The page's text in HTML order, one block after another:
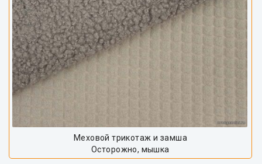
Меховой трикотаж и замша
Осторожно, мышка